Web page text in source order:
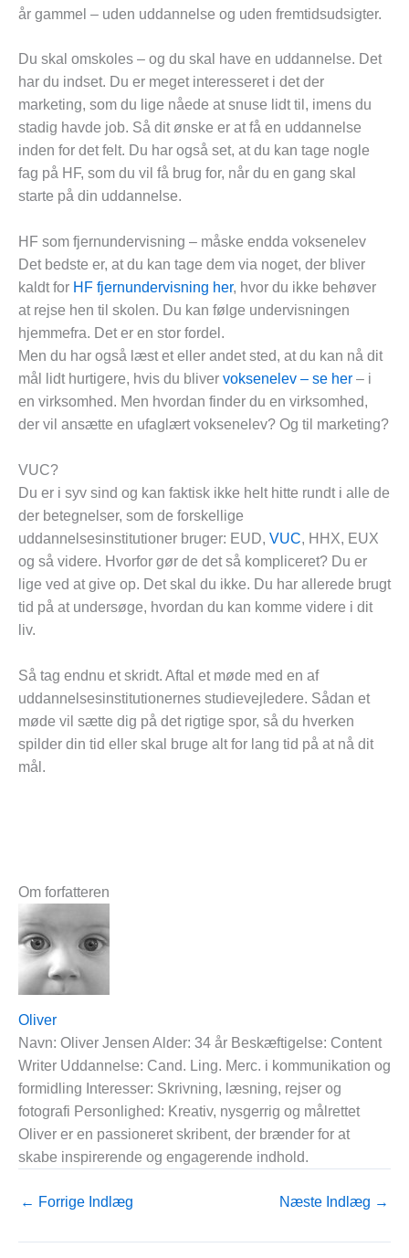
år gammel – uden uddannelse og uden fremtidsudsigter.
Du skal omskoles – og du skal have en uddannelse. Det
har du indset. Du er meget interesseret i det der
marketing, som du lige nåede at snuse lidt til, imens du
stadig havde job. Så dit ønske er at få en uddannelse
inden for det felt. Du har også set, at du kan tage nogle
fag på HF, som du vil få brug for, når du en gang skal
starte på din uddannelse.
HF som fjernundervisning – måske endda voksenelev
Det bedste er, at du kan tage dem via noget, der bliver
kaldt for HF fjernundervisning her, hvor du ikke behøver
at rejse hen til skolen. Du kan følge undervisningen
hjemmefra. Det er en stor fordel.
Men du har også læst et eller andet sted, at du kan nå dit
mål lidt hurtigere, hvis du bliver voksenelev – se her – i
en virksomhed. Men hvordan finder du en virksomhed,
der vil ansætte en ufaglært voksenelev? Og til marketing?
VUC?
Du er i syv sind og kan faktisk ikke helt hitte rundt i alle de
der betegnelser, som de forskellige
uddannelsesinstitutioner bruger: EUD, VUC, HHX, EUX
og så videre. Hvorfor gør de det så kompliceret? Du er
lige ved at give op. Det skal du ikke. Du har allerede brugt
tid på at undersøge, hvordan du kan komme videre i dit
liv.
Så tag endnu et skridt. Aftal et møde med en af
uddannelsesinstitutionernes studievejledere. Sådan et
møde vil sætte dig på det rigtige spor, så du hverken
spilder din tid eller skal bruge alt for lang tid på at nå dit
mål.
Om forfatteren
Oliver
Navn: Oliver Jensen Alder: 34 år Beskæftigelse: Content
Writer Uddannelse: Cand. Ling. Merc. i kommunikation og
formidling Interesser: Skrivning, læsning, rejser og
fotografi Personlighed: Kreativ, nysgerrig og målrettet
Oliver er en passioneret skribent, der brænder for at
skabe inspirerende og engagerende indhold.
← Forrige Indlæg Næste Indlæg →